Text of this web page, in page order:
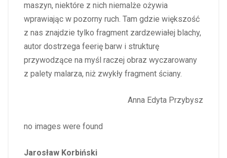
maszyn, niektóre z nich niemalże ożywia
wprawiając w pozorny ruch. Tam gdzie większość
z nas znajdzie tylko fragment zardzewiałej blachy,
autor dostrzega feerię barw i strukturę
przywodzące na myśl raczej obraz wyczarowany
z palety malarza, niż zwykły fragment ściany.
Anna Edyta Przybysz
no images were found
Jarosław Korbiński